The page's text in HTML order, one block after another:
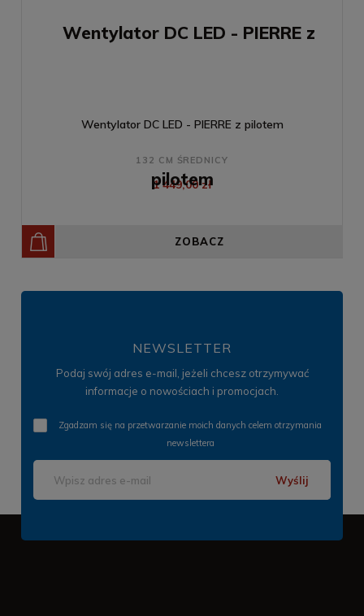
Wentylator DC LED - PIERRE z pilotem
132 CM ŚREDNICY
1 449,00 zł
ZOBACZ
NEWSLETTER
Podaj swój adres e-mail, jeżeli chcesz otrzymywać
informacje o nowościach i promocjach.
Zgadzam się na przetwarzanie moich danych celem otrzymania
newslettera
Wyślij